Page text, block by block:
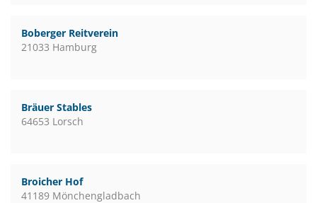
Boberger Reitverein
21033 Hamburg
Bräuer Stables
64653 Lorsch
Broicher Hof
41189 Mönchengladbach